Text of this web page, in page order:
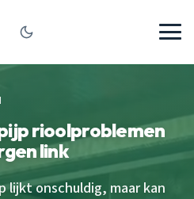
rioolproblemen
link
lijkt onschuldig, maar kan